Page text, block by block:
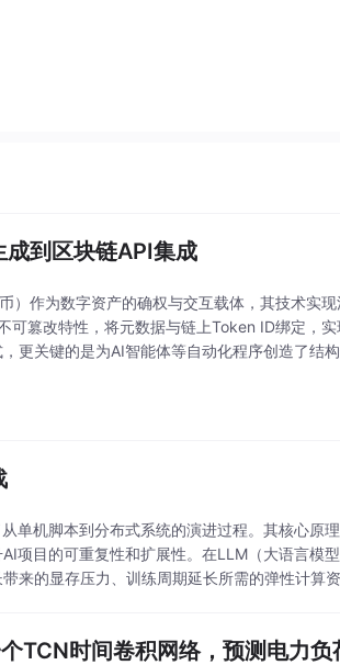
到区块链API集成
）作为数字资产的确权与交互载体，其技术实
可篡改特性，将元数据与链上Token ID绑定，
更关键的是为AI智能体等自动化程序创造了结
单机脚本到分布式系统的演进过程。其核心原
项目的可重复性和扩展性。在LLM（大语言模
来的显存压力、训练周期延长所需的弹性计算
TCN时间卷积网络，预测电力负